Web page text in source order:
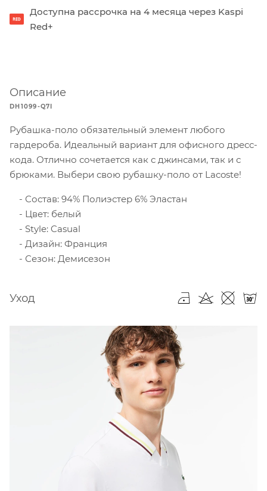
Доступна рассрочка на 4 месяца через Kaspi
Red+
Описание
DH1099-Q7I
Рубашка-поло обязательный элемент любого
гардероба. Идеальный вариант для офисного дресс-
кода. Отлично сочетается как с джинсами, так и с
брюками. Выбери свою рубашку-поло от Lacoste!
Состав: 94% Полиэстер 6% Эластан
Цвет: белый
Style: Casual
Дизайн: Франция
Сезон: Демисезон
Уход